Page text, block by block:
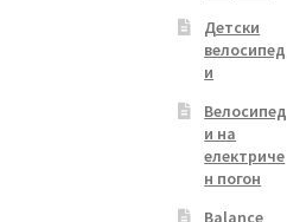
Детски
велосипед
и
Велосипед
и на
електриче
н погон
Balance